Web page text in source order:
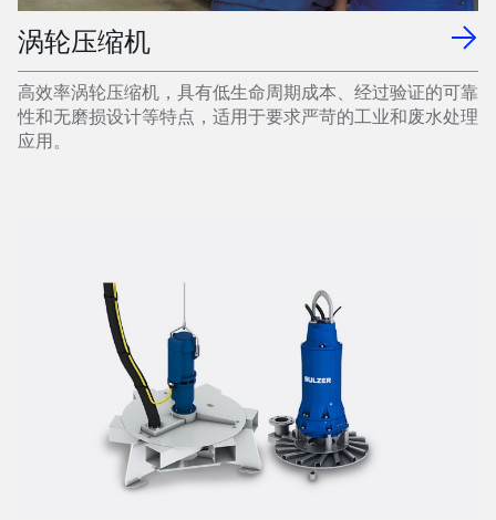
涡轮压缩机
高效率涡轮压缩机，具有低生命周期成本、经过验证的可靠
性和无磨损设计等特点，适用于要求严苛的工业和废水处理
应用。